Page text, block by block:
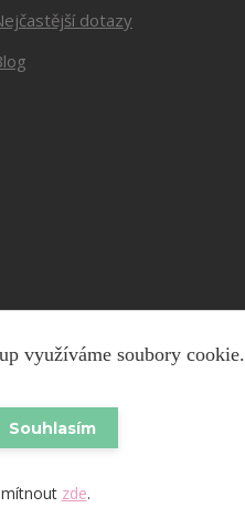
dotazy
využíváme soubory cookie.
Souhlasím
zde.